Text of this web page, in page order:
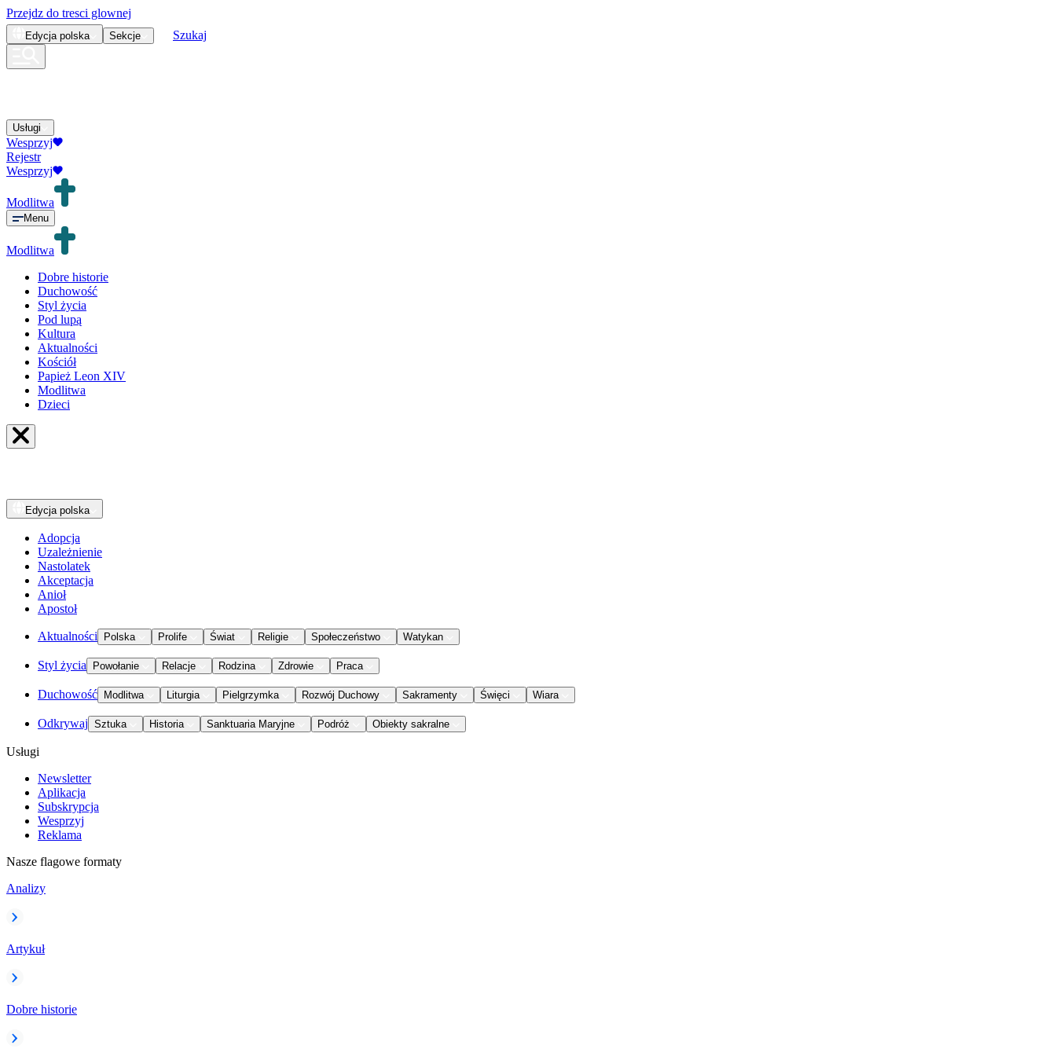
Przejdz do tresci glownej
Edycja polska Sekcje Szukaj
Usługi
Wesprzyj
Rejestr
Wesprzyj
Modlitwa
Menu
Modlitwa
Dobre historie
Duchowość
Styl życia
Pod lupą
Kultura
Aktualności
Kościół
Papież Leon XIV
Modlitwa
Dzieci
Edycja polska
Adopcja
Uzależnienie
Nastolatek
Akceptacja
Anioł
Apostoł
Aktualności Polska Prolife Świat Religie Społeczeństwo Watykan
Styl życia Powołanie Relacje Rodzina Zdrowie Praca
Duchowość Modlitwa Liturgia Pielgrzymka Rozwój Duchowy Sakramenty Święci Wiara
Odkrywaj Sztuka Historia Sanktuaria Maryjne Podróż Obiekty sakralne
Usługi
Newsletter
Aplikacja
Subskrypcja
Wesprzyj
Reklama
Nasze flagowe formaty
Analizy
Artykuł
Dobre historie